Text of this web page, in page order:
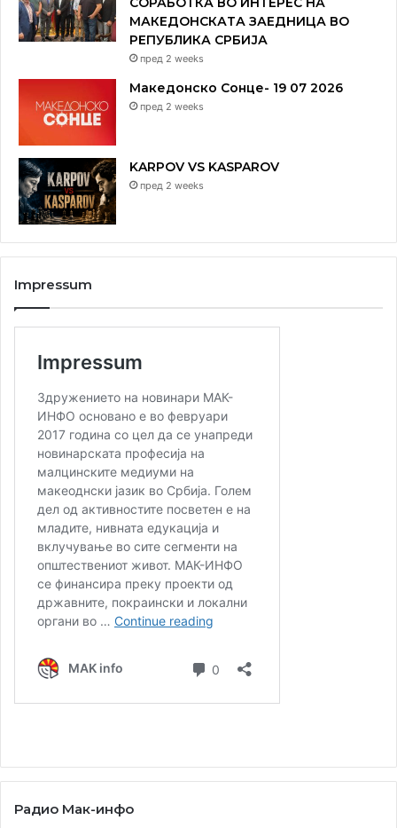
МАКЕДОНСКАТА ЗАЕДНИЦА ВО
РЕПУБЛИКА СРБИЈА
пред 2 weeks
Македонско Сонце- 19 07 2026
пред 2 weeks
KARPOV VS KASPAROV
пред 2 weeks
Impressum
Радио Мак-инфо